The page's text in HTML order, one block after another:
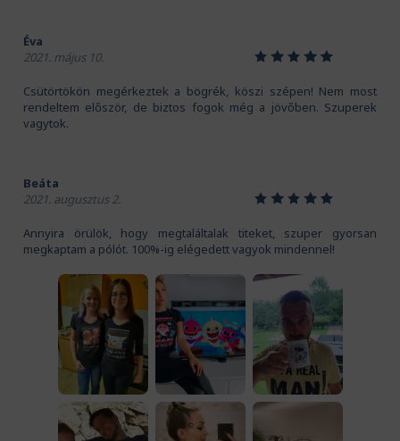
Éva
2021. május 10.
12345
Csütörtökön megérkeztek a bögrék, köszi szépen! Nem most
rendeltem először, de biztos fogok még a jövőben. Szuperek
vagytok.
Beáta
2021. augusztus 2.
12345
Annyira örülök, hogy megtaláltalak titeket, szuper gyorsan
megkaptam a pólót. 100%-ig elégedett vagyok mindennel!